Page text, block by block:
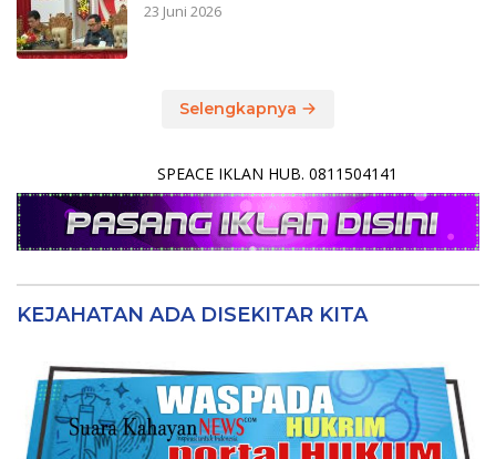
23 Juni 2026
Selengkapnya
SPEACE IKLAN HUB. 0811504141
KEJAHATAN ADA DISEKITAR KITA